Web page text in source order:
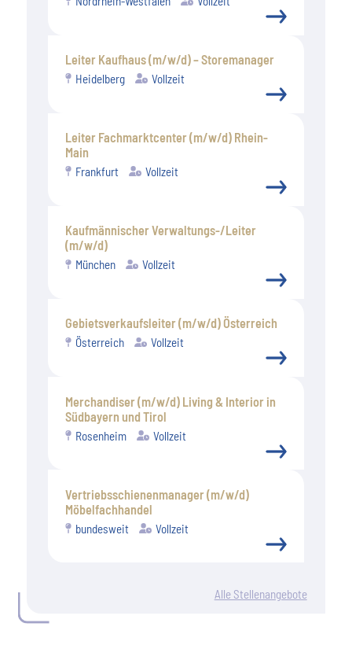
Leiter Kaufhaus (m/w/d) – Storemanager
Heidelberg Vollzeit
Leiter Fachmarktcenter (m/w/d) Rhein-
Main
Frankfurt Vollzeit
Kaufmännischer Verwaltungs-/Leiter
(m/w/d)
München Vollzeit
Gebietsverkaufsleiter (m/w/d) Österreich
Österreich Vollzeit
Merchandiser (m/w/d) Living & Interior in
Südbayern und Tirol
Rosenheim Vollzeit
Vertriebsschienenmanager (m/w/d)
Möbelfachhandel
bundesweit Vollzeit
Alle Stellenangebote